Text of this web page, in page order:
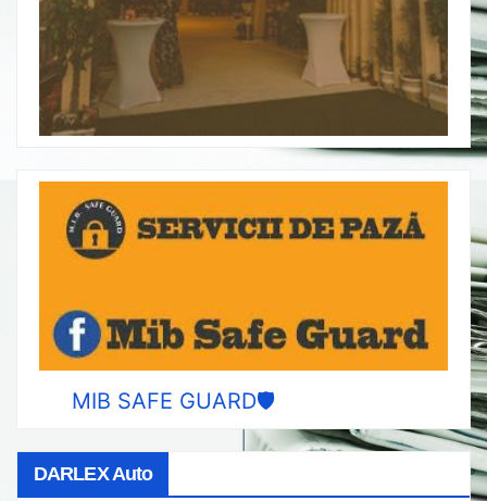
MIB SAFE GUARD🛡️
DARLEX Auto